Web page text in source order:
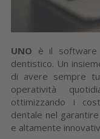
UNO è il software
dentistico. Un
di avere sempre
operatività
ottimizzando i
dentale nel
e altamente